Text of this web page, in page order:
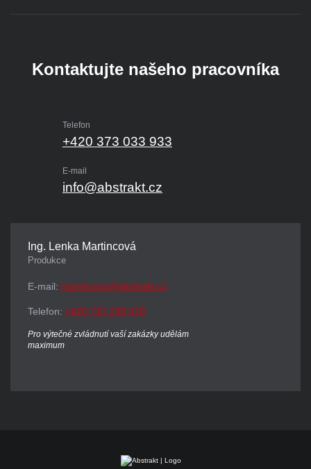
Kontaktujte našeho pracovníka
Telefon
+420 373 033 933
E-mail
info@abstrakt.cz
Ing. Lenka Martincová
Produkce
E-mail: martincova@abstrakt.cz
Telefon: +420 737 239 478
Pro výtečné zvládnutí vaší zakázky udělám
maximum